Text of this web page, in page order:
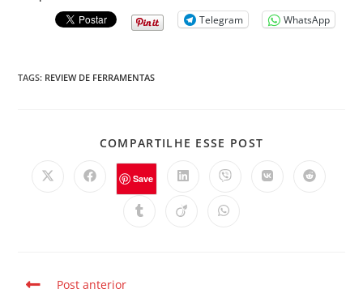
Telegram
WhatsApp
TAGS: REVIEW DE FERRAMENTAS
COMPARTILHE ESSE POST
Save
Post anterior